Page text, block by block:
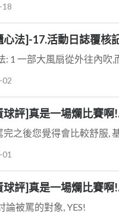
18
法]-17.活動日誌覆核
: 1 一部大風扇從外往內吹,
02
球評]真是一場爛比賽啊
完之後您覺得會比較舒服,
球評]真是一場爛比賽啊
論被罵的對象, YES!